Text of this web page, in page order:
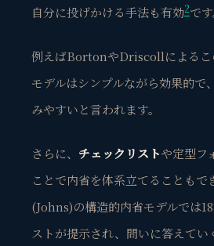
自分に投げかける手法も有効2です
例えばBortonやDriscollによるこ
モデルはシンプルながら効果的で
みやすいと言われます。
さらに、 チェックリストや定型フ
ことで内省を体系立てることもで
(Johns)の構造的内省モデルでは
ストが提示され、問いに答えてい